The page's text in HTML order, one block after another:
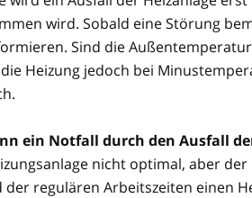
wird. Sobald eine Störung
Sind die
Heizung jedoch bei
ein Notfall durch den Ausfall
nicht optimal, aber
der regulären Arbeitszeiten einen